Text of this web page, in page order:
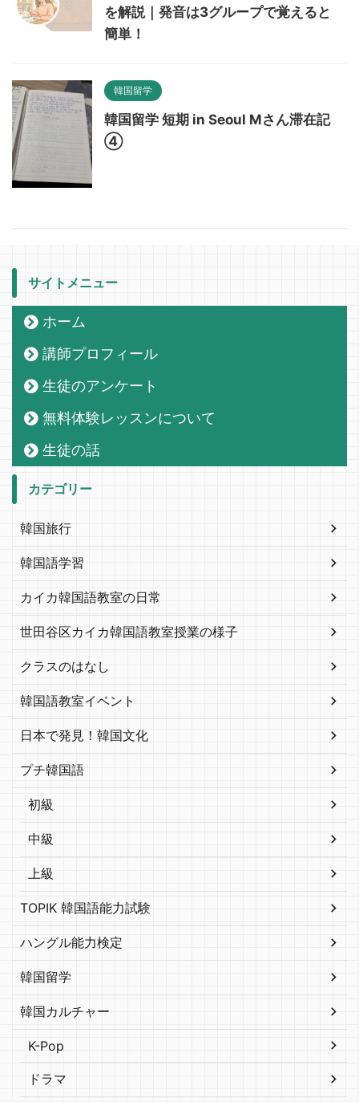
を解説｜発音は3グループで覚えると
簡単！
韓国留学
韓国留学 短期 in Seoul Mさん滞在記
④
サイトメニュー
ホーム
講師プロフィール
生徒のアンケート
無料体験レッスンについて
生徒の話
カテゴリー
韓国旅行
韓国語学習
カイカ韓国語教室の日常
世田谷区カイカ韓国語教室授業の様子
クラスのはなし
韓国語教室イベント
日本で発見！韓国文化
プチ韓国語
初級
中級
上級
TOPIK 韓国語能力試験
ハングル能力検定
韓国留学
韓国カルチャー
K-Pop
ドラマ